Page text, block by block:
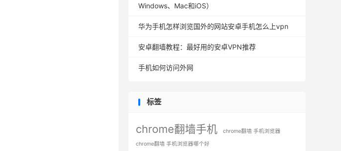
Windows、Mac和iOS）
华为手机怎样浏览国外的网站安卓手机怎么上vpn
安卓翻墙教程：最好用的安卓VPN推荐
手机如何访问外网
标签
chrome翻墙手机
chrome翻墙 手机浏览器
chrome翻墙 手机浏览器哪个好